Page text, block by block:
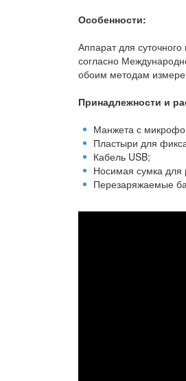
Особенности:
Аппарат для
согласно
обоим методам
Принадлежности и
Манжета с
Пластыри для
Кабель USB;
Носимая сумка для
Перезаряжаемые